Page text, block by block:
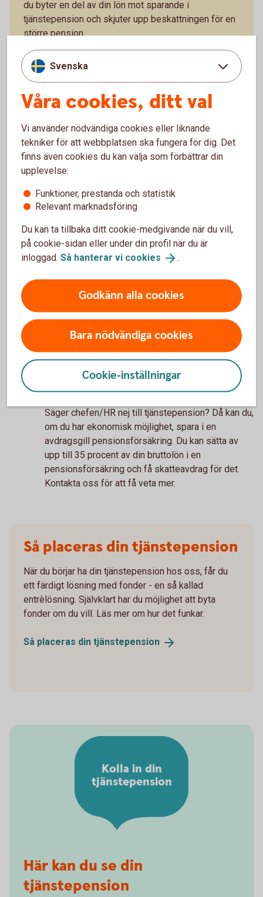
du byter en del av din lön mot sparande i
tjänstepension och skjuter upp beskattningen för en
större pension.
Löneväxla
Att tänka på när du ska ta ut din
pension
Är det snart dags att börja ta ut tjänstepension? Ta
del av våra tips!
7 tips när du ska ta ut din
Vad kan du göra om du inte har
Prata med din chef eller HR om
möjligheten att få tjänstepension
Med tanke på att tjänstepensionen är en väldigt
viktig förmån, som får stor påverkan på din
framtida pension, är det värt att i alla fall försöka.
Spara avdragsgillt på egen hand
Säger chefen/HR nej till tjänstepension? Då kan du,
om du har ekonomisk möjlighet, spara i en
avdragsgill pensionsförsäkring. Du kan sätta av
upp till 35 procent av din bruttolön i en
pensionsförsäkring och få skatteavdrag för det.
Kontakta oss för att få veta mer.
Så placeras din tjänstepension
När du börjar ha din tjänstepension hos oss, får du
ett färdigt lösning med fonder - en så kallad
entrèlösning. Självklart har du möjlighet att byta
fonder om du vill. Läs mer om hur det funkar.
Så placeras din tjänstepension
Kolla in din
tjänstepension
Här kan du se din
tjänstepension
Svenska
Våra cookies, ditt val
Vi använder nödvändiga cookies eller liknande
tekniker för att webbplatsen ska fungera för dig. Det
finns även cookies du kan välja som förbättrar din
upplevelse:
Funktioner, prestanda och statistik
Relevant marknadsföring
Du kan ta tillbaka ditt cookie-medgivande när du vill,
på cookie-sidan eller under din profil när du är
inloggad. Så hanterar vi cookies .
Godkänn alla cookies
Bara nödvändiga cookies
Cookie-inställningar